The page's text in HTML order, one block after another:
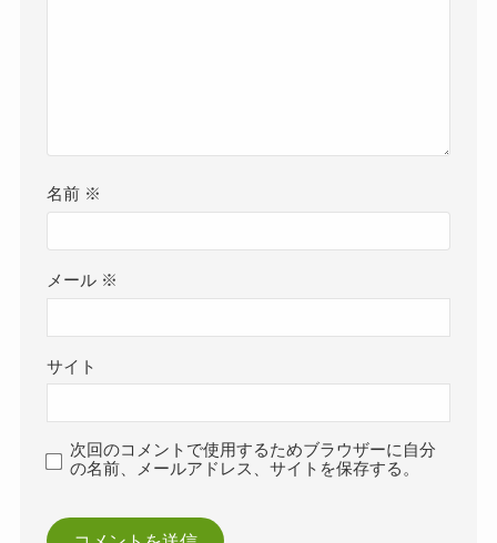
名前 ※
メール ※
サイト
次回のコメントで使用するためブラウザーに自分
の名前、メールアドレス、サイトを保存する。